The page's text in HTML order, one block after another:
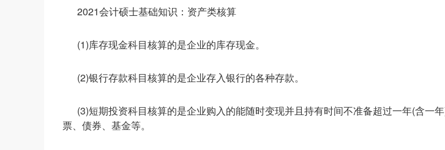
2021会计硕士基础知识：资产类核算
(1)库存现金科目核算的是企业的库存现金。
(2)银行存款科目核算的是企业存入银行的各种存款。
(3)短期投资科目核算的是企业购入的能随时变现并且持有时间不准备超过一年(含一
票、债券、基金等。